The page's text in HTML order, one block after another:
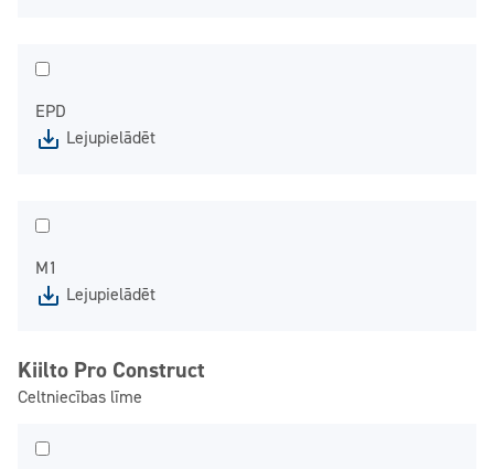
EPD
Lejupielādēt
M1
Lejupielādēt
Kiilto Pro Construct
Celtniecības līme